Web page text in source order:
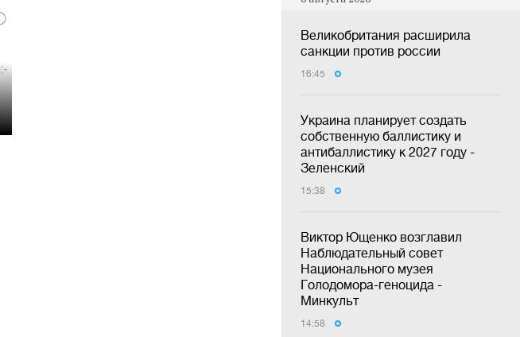
Великобритания расширила
санкции против россии
16:45
Украина планирует создать
собственную баллистику и
антибаллистику к 2027 году -
Зеленский
15:38
Виктор Ющенко возглавил
Наблюдательный совет
Национального музея
Голодомора-геноцида -
Минкульт
14:58